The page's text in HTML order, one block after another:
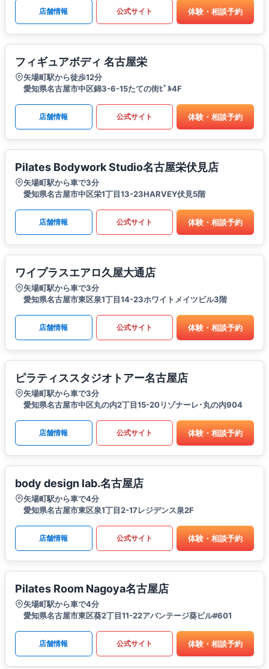
店舗情報 公式サイト 体験・相談予約
フィギュアボディ 名古屋栄
矢場町駅から徒歩12分
愛知県名古屋市中区錦3-6-15たての街ﾋﾞﾙ4F
店舗情報 公式サイト 体験・相談予約
Pilates Bodywork Studio名古屋栄伏見店
矢場町駅から車で3分
愛知県名古屋市中区栄1丁目13-23HARVEY伏見5階
店舗情報 公式サイト 体験・相談予約
ワイプラスエアロ久屋大通店
矢場町駅から車で3分
愛知県名古屋市東区泉1丁目14-23ホワイトメイツビル3階
店舗情報 公式サイト 体験・相談予約
ピラティススタジオトアー名古屋店
矢場町駅から車で3分
愛知県名古屋市中区丸の内2丁目15-20リゾナーレ･丸の内904
店舗情報 公式サイト 体験・相談予約
body design lab.名古屋店
矢場町駅から車で4分
愛知県名古屋市東区泉1丁目2-17レジデンス泉2F
店舗情報 公式サイト 体験・相談予約
Pilates Room Nagoya名古屋店
矢場町駅から車で4分
愛知県名古屋市東区葵2丁目11-22アバンテージ葵ビル#601
店舗情報 公式サイト 体験・相談予約